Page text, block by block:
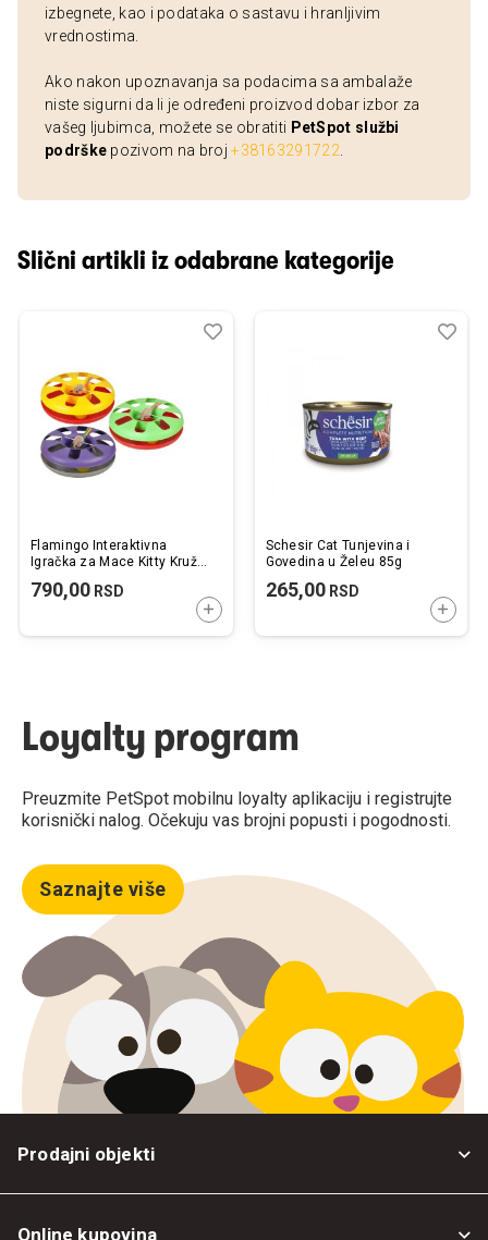
izbegnete, kao i podataka o sastavu i hranljivim
vrednostima.
Ako nakon upoznavanja sa podacima sa ambalaže
niste sigurni da li je određeni proizvod dobar izbor za
vašeg ljubimca, možete se obratiti PetSpot službi
podrške pozivom na broj+38163291722
Slični artikli iz odabrane kategorije
Flamingo Interaktivna
Igračka za Mace Kitty Kružna
790,00 RSD
DODAJTE U KORPU
Dodaj
Uporedi
Schesir Cat Tunjevina i
Govedina u Želeu 85g
265,00RSD
Loyalty program
Preuzmite PetSpot mobilnu loyalty aplikaciju i registrujte
korisnički nalog. Očekuju vas brojni popusti i pogodnosti.
Saznajte više
Prodajni objekti
Online kupovina